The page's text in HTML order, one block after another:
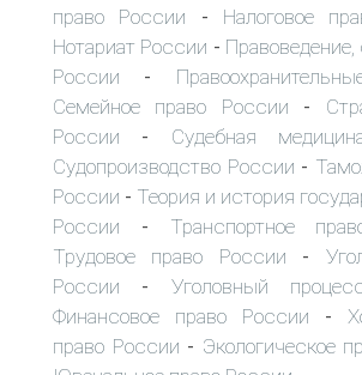
право России - Налоговое
Нотариат России -
России -
Семейное право России -
России - Судебная
Судопроизводство России -
России - Теория и история
России - Транспортное
Трудовое право России -
России - Уголовный
Финансовое право России -
право России - Экологическое